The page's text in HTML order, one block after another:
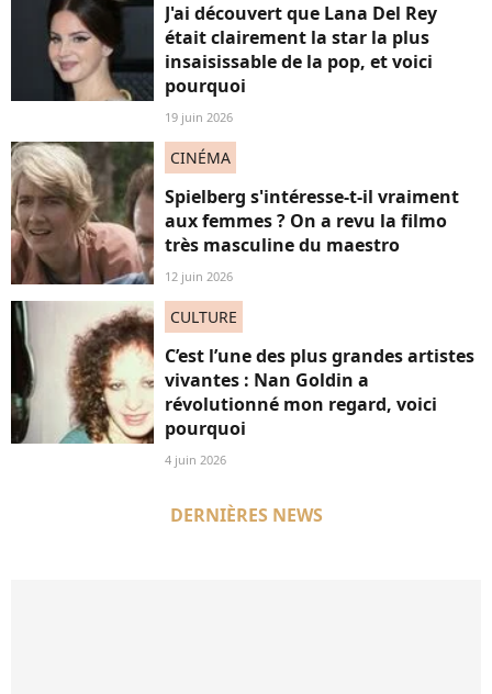
J'ai découvert que Lana Del Rey
était clairement la star la plus
insaisissable de la pop, et voici
pourquoi
19 juin 2026
CINÉMA
Spielberg s'intéresse-t-il vraiment
aux femmes ? On a revu la filmo
très masculine du maestro
12 juin 2026
CULTURE
C’est l’une des plus grandes artistes
vivantes : Nan Goldin a
révolutionné mon regard, voici
pourquoi
4 juin 2026
DERNIÈRES NEWS